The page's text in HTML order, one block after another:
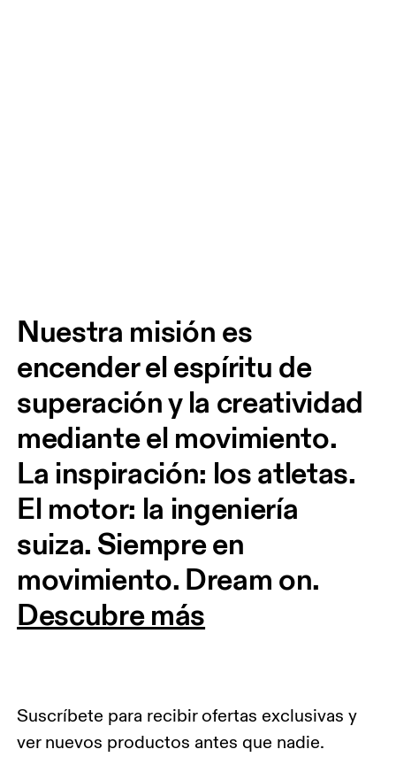
Nuestra misión es
encender el espíritu de
superación y la creatividad
mediante el movimiento.
La inspiración: los atletas.
El motor: la ingeniería
suiza. Siempre en
movimiento. Dream on.
Descubre más
Suscríbete para recibir ofertas exclusivas y
ver nuevos productos antes que nadie.